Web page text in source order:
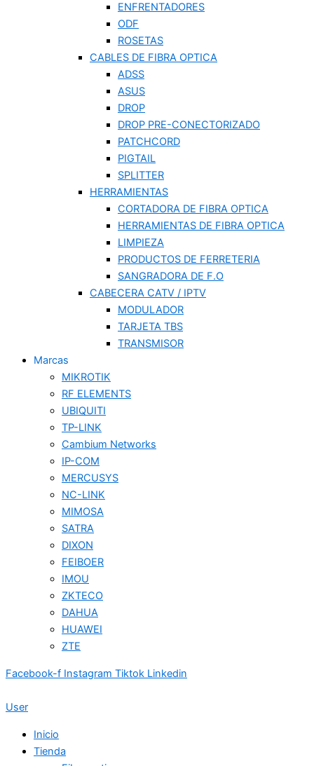
ENFRENTADORES
ODF
ROSETAS
CABLES DE FIBRA OPTICA
ADSS
ASUS
DROP
DROP PRE-CONECTORIZADO
PATCHCORD
PIGTAIL
SPLITTER
HERRAMIENTAS
CORTADORA DE FIBRA OPTICA
HERRAMIENTAS DE FIBRA OPTICA
LIMPIEZA
PRODUCTOS DE FERRETERIA
SANGRADORA DE F.O
CABECERA CATV / IPTV
MODULADOR
TARJETA TBS
TRANSMISOR
Marcas
MIKROTIK
RF ELEMENTS
UBIQUITI
TP-LINK
Cambium Networks
IP-COM
MERCUSYS
NC-LINK
MIMOSA
SATRA
DIXON
FEIBOER
IMOU
ZKTECO
DAHUA
HUAWEI
ZTE
Facebook-f Instagram Tiktok Linkedin
User
Inicio
Tienda